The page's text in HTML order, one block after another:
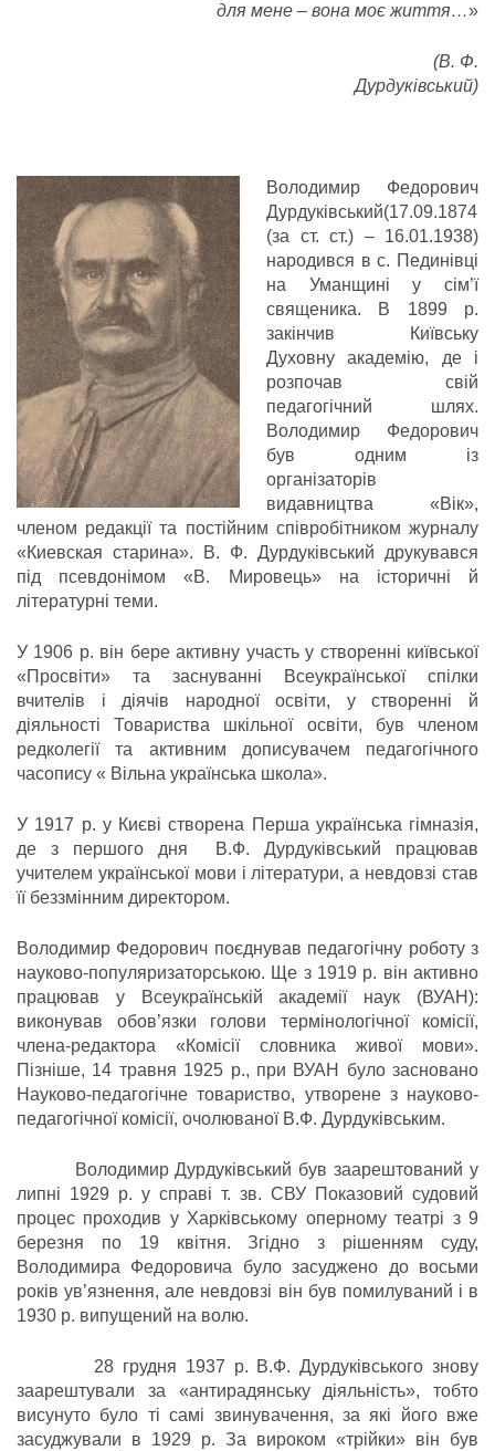
для мене – вона моє життя…»
(В. Ф.
Дурдуківський)
Володимир Федорович
Дурдуківський(17.09.1874
(за ст. ст.) – 16.01.1938)
народився в с. Пединівці
на Уманщині у сім’ї
священика. В 1899 р.
закінчив Київську
Духовну академію, де і
розпочав свій
педагогічний шлях.
Володимир Федорович
був одним із
організаторів
видавництва «Вік»,
членом редакції та постійним співробітником журналу
«Киевская старина». В. Ф. Дурдуківський друкувався
під псевдонімом «В. Мировець» на історичні й
літературні теми.
У 1906 р. він бере активну участь у створенні київської
«Просвіти» та заснуванні Всеукраїнської спілки
вчителів і діячів народної освіти, у створенні й
діяльності Товариства шкільної освіти, був членом
редколегії та активним дописувачем педагогічного
часопису « Вільна українська школа».
У 1917 р. у Києві створена Перша українська гімназія,
де з першого дня В.Ф. Дурдуківський працював
учителем української мови і літератури, а невдовзі став
її беззмінним директором.
Володимир Федорович поєднував педагогічну роботу з
науково-популяризаторською. Ще з 1919 р. він активно
працював у Всеукраїнській академії наук (ВУАН):
виконував обов’язки голови термінологічної комісії,
члена-редактора «Комісії словника живої мови».
Пізніше, 14 травня 1925 р., при ВУАН було засновано
Науково-педагогічне товариство, утворене з науково-
педагогічної комісії, очолюваної В.Ф. Дурдуківським.
Володимир Дурдуківський був заарештований у
липні 1929 р. у справі т. зв. СВУ Показовий судовий
процес проходив у Харківському оперному театрі з 9
березня по 19 квітня. Згідно з рішенням суду,
Володимира Федоровича було засуджено до восьми
років ув’язнення, але невдовзі він був помилуваний і в
1930 р. випущений на волю.
28 грудня 1937 р. В.Ф. Дурдуківського знову
заарештували за «антирадянську діяльність», тобто
висунуто було ті самі звинувачення, за які його вже
засуджували в 1929 р. За вироком «трійки» він був